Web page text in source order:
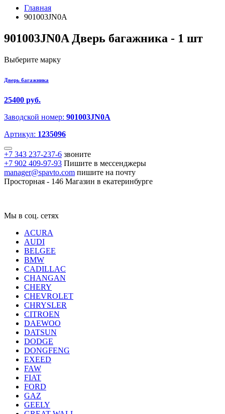
Главная
901003JN0A
901003JN0A Дверь багажника - 1 шт
Выберите марку
Дверь багажника
25400 руб.
Заводской номер: 901003JN0A
Артикул: 1235096
+7 343 237-237-6 звоните
+7 902 409-97-93 Пишите в мессенджеры
manager@spavto.com пишите на почту
Просторная - 146 Магазин в екатеринбурге
Мы в соц. сетях
ACURA
AUDI
BELGEE
BMW
CADILLAC
CHANGAN
CHERY
CHEVROLET
CHRYSLER
CITROEN
DAEWOO
DATSUN
DODGE
DONGFENG
EXEED
FAW
FIAT
FORD
GAZ
GEELY